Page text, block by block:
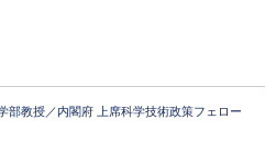
部教授／内閣府 上席科学技術政策フェロー